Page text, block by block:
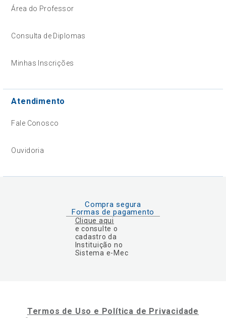
Área do Professor
Consulta de Diplomas
Minhas Inscrições
Atendimento
Fale Conosco
Ouvidoria
Compra segura
Formas de pagamento
Clique aqui
e consulte o
cadastro da
Instituição no
Sistema e-Mec
Termos de Uso e Política de Privacidade